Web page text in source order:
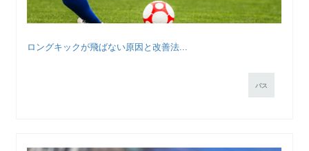
ロングキックが飛ばない原因と改善法...
パス